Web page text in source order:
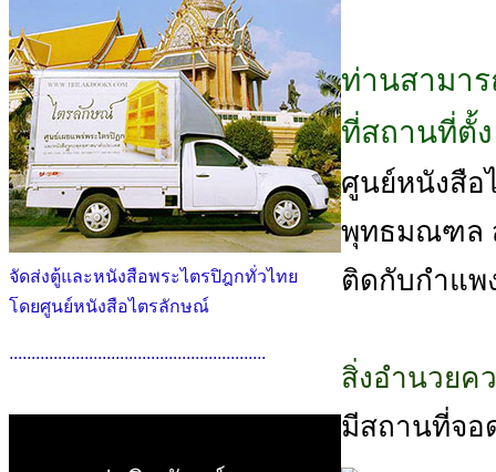
จัดส่งตู้และหนังสือพระไตรปิฎกทั่วไทย
โดยศูนย์หนังสือไตรลักษณ์
..........................................................
ท่านสามา
ที่สถานที่ตั้
ศูนย์หนังสือ
พุทธมณฑล
ติดกับกำแ
สิ่งอำนวยค
มีสถานที่จอ